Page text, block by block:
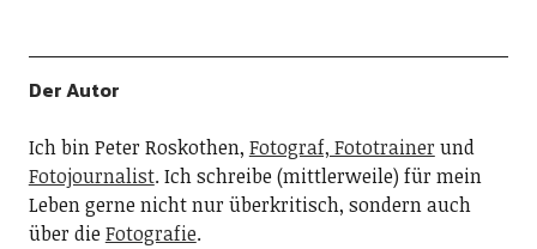
Der Autor
Ich bin Peter Roskothen, Fotograf, Fototrainer und
Fotojournalist. Ich schreibe (mittlerweile) für mein
Leben gerne nicht nur überkritisch, sondern auch
über dieFotografie.